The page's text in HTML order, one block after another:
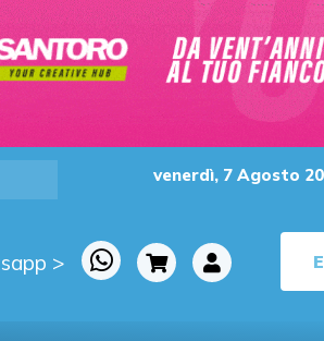
venerdì, 7 Agosto
>